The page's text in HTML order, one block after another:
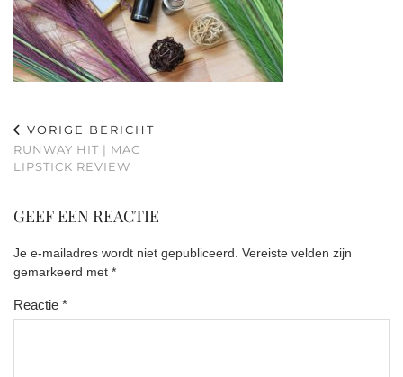
VORIGE BERICHT
RUNWAY HIT | MAC
LIPSTICK REVIEW
GEEF EEN REACTIE
Je e-mailadres wordt niet gepubliceerd. Vereiste velden zijn
gemarkeerd met *
Reactie *